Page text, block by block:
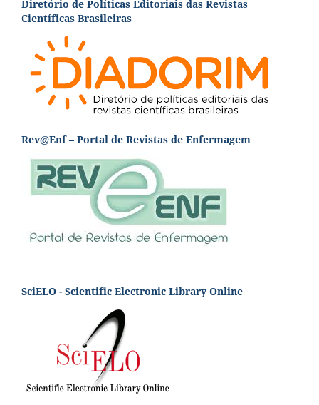
Diretório de Políticas Editoriais das Revistas
Científicas Brasileiras
Rev@Enf – Portal de Revistas de Enfermagem
SciELO - Scientific Electronic Library Online